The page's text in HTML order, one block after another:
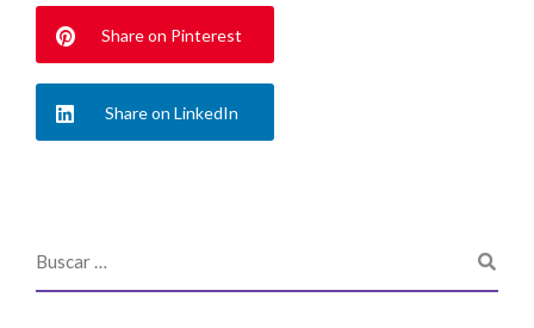
Share on Pinterest
Share on LinkedIn